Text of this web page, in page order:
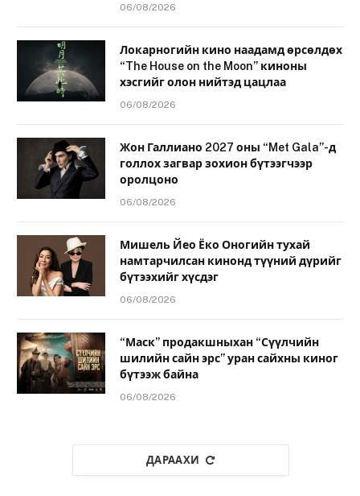
06/08/2026
Локарногийн кино наадамд өрсөлдөх
“The House on the Moon” киноны
хэсгийг олон нийтэд цацлаа
06/08/2026
Жон Галлиано 2027 оны “Met Gala”-д
голлох загвар зохион бүтээгчээр
оролцоно
06/08/2026
Мишель Йео Ёко Оногийн тухай
намтарчилсан кинонд түүний дүрийг
бүтээхийг хүсдэг
06/08/2026
“Маск” продакшныхан “Сүүлчийн
шилийн сайн эрс” уран сайхны киног
бүтээж байна
06/08/2026
ДАРААХИ